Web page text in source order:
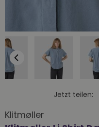
Jetzt teilen:
Klitmøller